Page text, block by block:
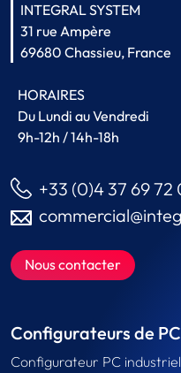
INTEGRAL SYSTEM
31 rue Ampère
69680 Chassieu, France
HORAIRES
Du Lundi au Vendredi
9h-12h / 14h-18h
+33 (0)4 37 69 72
Nous contacter
Configurateurs de
Configurateur PC